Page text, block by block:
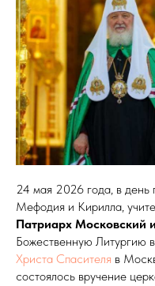
24 мая 2026 года, в день
Мефодия и Кирилла,
Патриарх Московский
Божественную Литургию
Христа Спасителя в
состоялось вручение